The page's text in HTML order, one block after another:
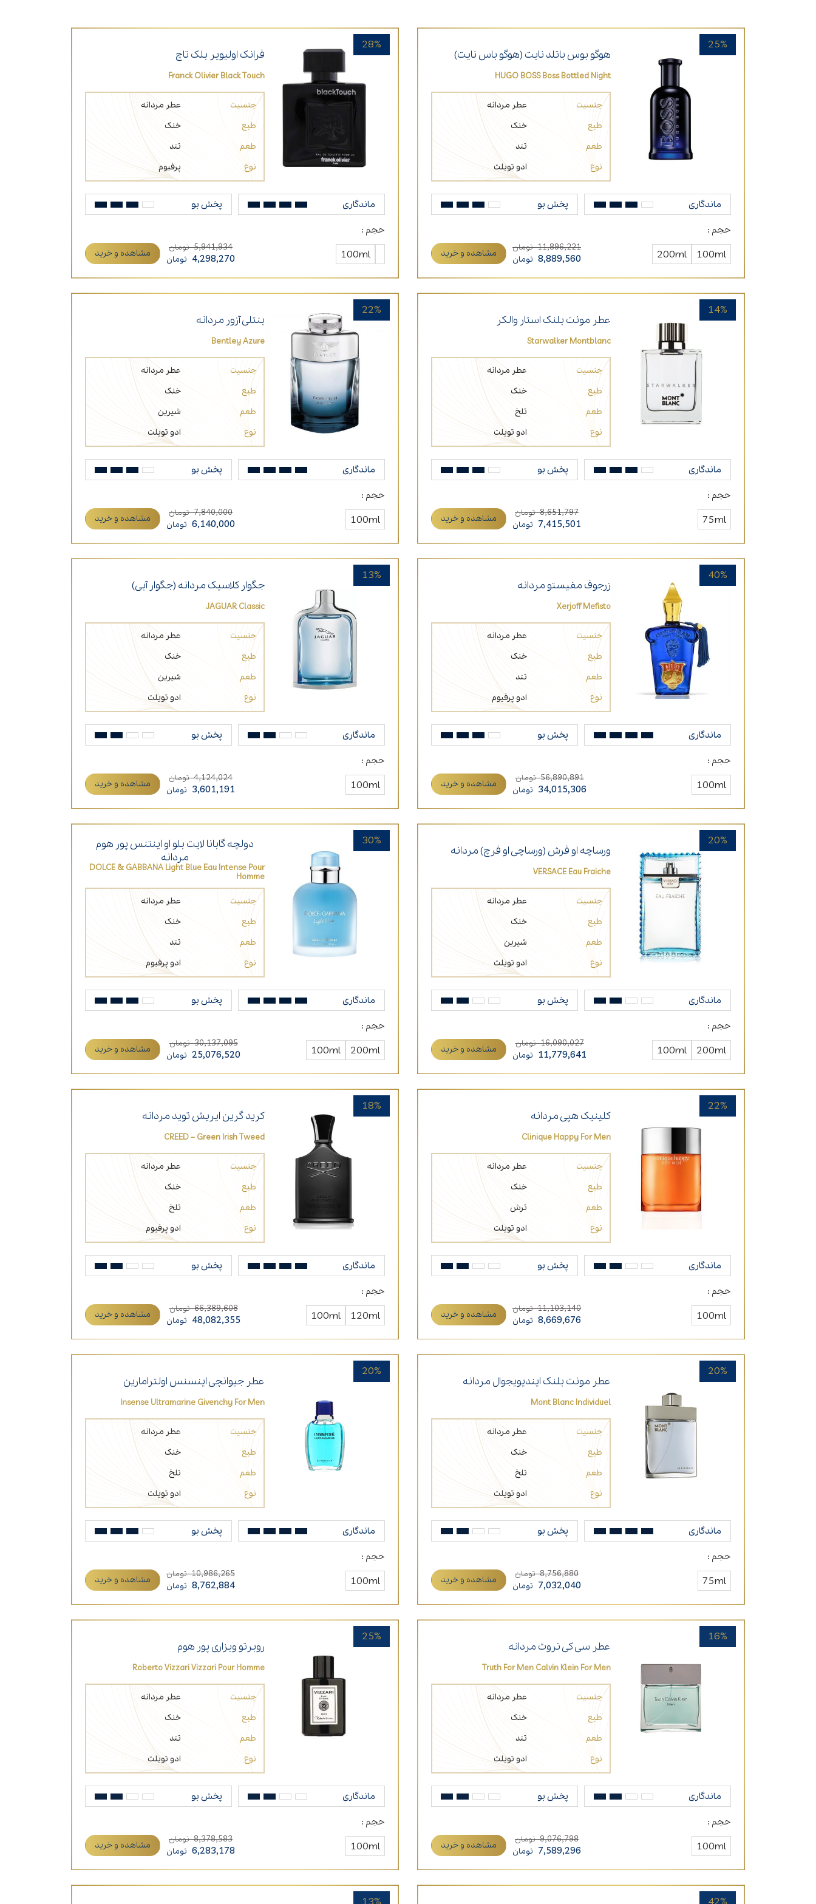
هوگو بوس باتلد نایت (هوگو باس نایت)
HUGO BOSS Boss Bottled Night
جنسیت
عطر مردانه
طبع
خنک
طعم
تند
نوع
ادو تویلت
ماندگاری پخش بو
حجم :
100ml
200ml
11,896,221 تومان
8,889,560 تومان مشاهده و خرید
25%
فرانک اولیویر بلک تاچ
Franck Olivier Black Touch
جنسیت
عطر مردانه
طبع
خنک
طعم
تند
نوع
پرفیوم
ماندگاری پخش بو
حجم :
100ml
5,941,934 تومان
4,298,270 تومان مشاهده و خرید
28%
عطر مونت بلنک استار والکر
Starwalker Montblanc
جنسیت
عطر مردانه
طبع
خنک
طعم
تلخ
نوع
ادو تویلت
ماندگاری پخش بو
حجم :
75ml
8,651,797 تومان
7,415,501 تومان مشاهده و خرید
14%
بنتلی آزور مردانه
Bentley Azure
جنسیت
عطر مردانه
طبع
خنک
طعم
شیرین
نوع
ادو تویلت
ماندگاری پخش بو
حجم :
100ml
7,840,000 تومان
6,140,000 تومان مشاهده و خرید
22%
زرجوف مفیستو مردانه
Xerjoff Mefisto
جنسیت
عطر مردانه
طبع
خنک
طعم
تند
نوع
ادو پرفیوم
ماندگاری پخش بو
حجم :
100ml
56,890,891 تومان
34,015,306 تومان مشاهده و خرید
40%
جگوار کلاسیک مردانه (جگوار آبی)
JAGUAR Classic
جنسیت
عطر مردانه
طبع
خنک
طعم
شیرین
نوع
ادو تویلت
ماندگاری پخش بو
حجم :
100ml
4,124,024 تومان
3,601,191 تومان مشاهده و خرید
13%
ورساچه او فرش (ورساچی او فرچ) مردانه
VERSACE Eau Fraiche
جنسیت
عطر مردانه
طبع
خنک
طعم
شیرین
نوع
ادو تویلت
ماندگاری پخش بو
حجم :
200ml
100ml
16,090,027 تومان
11,779,641 تومان مشاهده و خرید
20%
دولچه گابانا لایت بلو او اینتنس پور هوم
مردانه
DOLCE & GABBANA Light Blue Eau Intense Pour
Homme
جنسیت
عطر مردانه
طبع
خنک
طعم
تند
نوع
ادو پرفیوم
ماندگاری پخش بو
حجم :
200ml
100ml
30,137,095 تومان
25,076,520 تومان مشاهده و خرید
30%
کلینیک هپی مردانه
Clinique Happy For Men
جنسیت
عطر مردانه
طبع
خنک
طعم
ترش
نوع
ادو تویلت
ماندگاری پخش بو
حجم :
100ml
11,103,140 تومان
8,669,676 تومان مشاهده و خرید
22%
کرید گرین ایریش توید مردانه
CREED – Green Irish Tweed
جنسیت
عطر مردانه
طبع
خنک
طعم
تلخ
نوع
ادو پرفیوم
ماندگاری پخش بو
حجم :
120ml
100ml
66,389,608 تومان
48,082,355 تومان مشاهده و خرید
18%
عطر مونت بلنک ایندیویجوال مردانه
Mont Blanc Individuel
جنسیت
عطر مردانه
طبع
خنک
طعم
تلخ
نوع
ادو تویلت
ماندگاری پخش بو
حجم :
75ml
8,756,880 تومان
7,032,040 تومان مشاهده و خرید
20%
عطر جیوانچی اینسنس اولترامارین
Insense Ultramarine Givenchy For Men
جنسیت
عطر مردانه
طبع
خنک
طعم
تلخ
نوع
ادو تویلت
ماندگاری پخش بو
حجم :
100ml
10,986,265 تومان
8,762,884 تومان مشاهده و خرید
20%
عطر سی کی تروث مردانه
Truth For Men Calvin Klein For Men
جنسیت
عطر مردانه
طبع
خنک
طعم
تند
نوع
ادو تویلت
ماندگاری پخش بو
حجم :
100ml
9,076,798 تومان
7,589,296 تومان مشاهده و خرید
16%
روبرتو ویزاری پور هوم
Roberto Vizzari Vizzari Pour Homme
جنسیت
عطر مردانه
طبع
خنک
طعم
تند
نوع
ادو تویلت
ماندگاری پخش بو
حجم :
100ml
8,378,583 تومان
6,283,178 تومان مشاهده و خرید
25%